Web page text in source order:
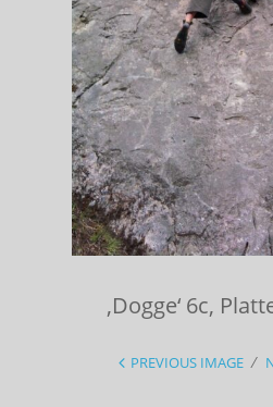
‚Dogge‘ 6c,
PREVIOUS IMAGE